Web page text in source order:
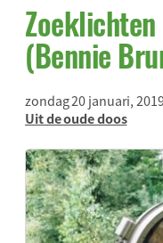
(Bennie
zondag 20 januari,
Uit de oude doos